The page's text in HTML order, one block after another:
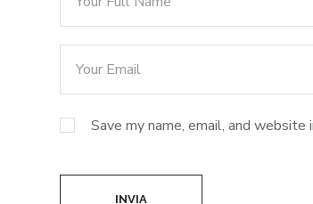
Save my name, email, and
INVIA